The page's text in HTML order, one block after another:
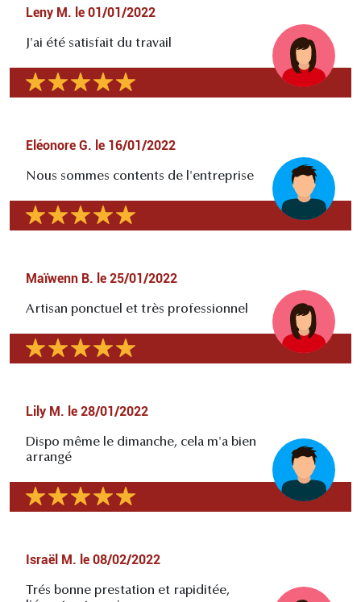
Leny M. le 01/01/2022
J'ai été satisfait du travail
Eléonore G. le 16/01/2022
Nous sommes contents de l'entreprise
Maïwenn B. le 25/01/2022
Artisan ponctuel et très professionnel
Lily M. le 28/01/2022
Dispo même le dimanche, cela m'a bien
arrangé
Israël M. le 08/02/2022
Trés bonne prestation et rapiditée,